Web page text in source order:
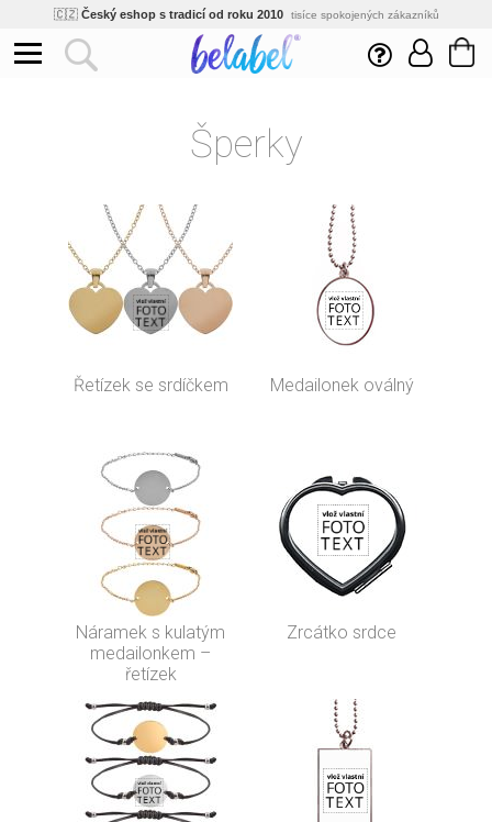
🇨🇿 Český eshop s tradicí od roku 2010 tisíce spokojených zákazníků
🌿Ekologický a zdravotně nezávadný žádná čína, barvy s certifikáty
💡 Inovativní výroba vlastní vývoj, nejnovější technologie
Výhodné pro firmy velké množstevní slevy
Kvalita pod kontrolou jsme přímý výrobce, žádný zprostředkovatel
Šperky
Řetízek se srdíčkem Medailonek oválný
Náramek s kulatým
medailonkem –
řetízek
Zrcátko srdce